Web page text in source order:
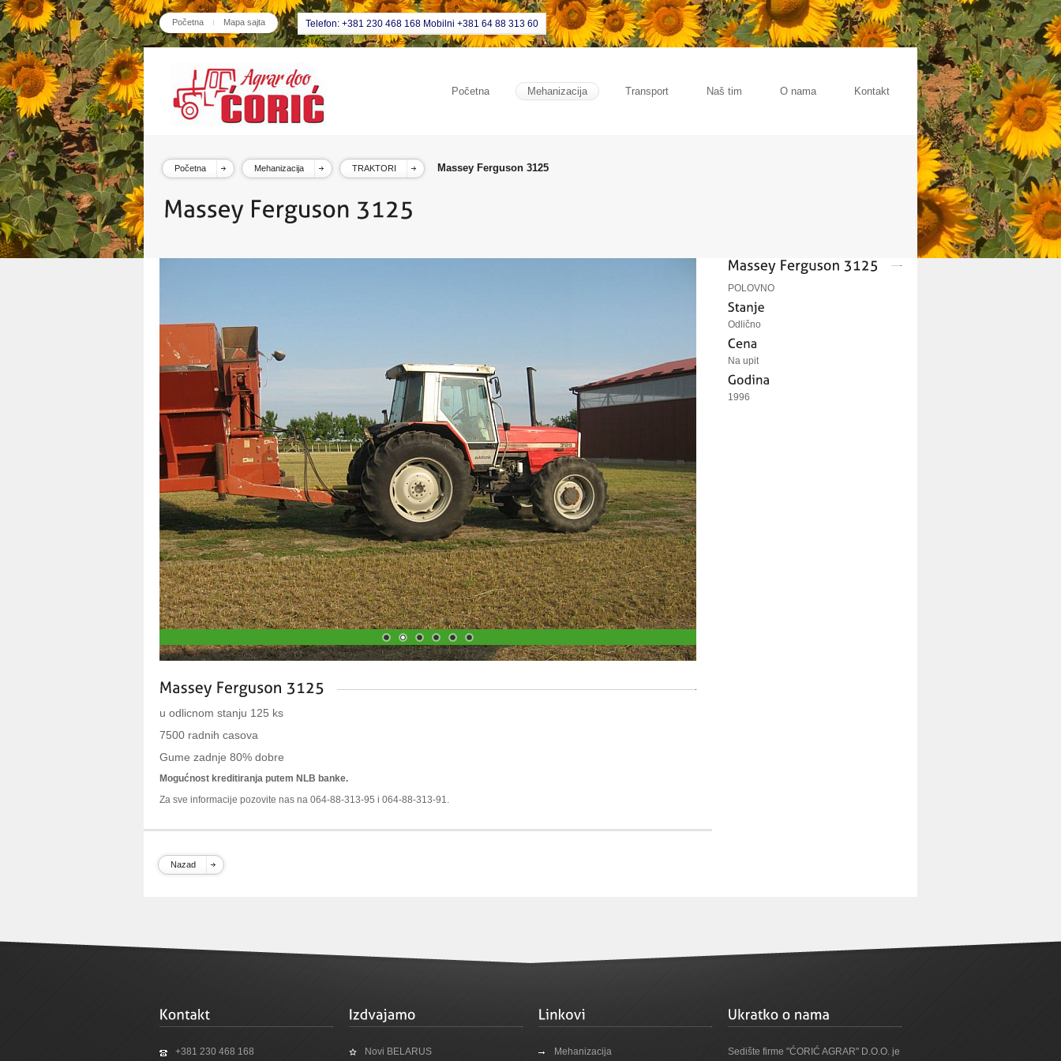
Početna Mapa sajta Telefon: +381 230 468 168 Mobilni +381 64 88 313 60
Početna Mehanizacija Transport Naš tim O nama Kontakt
Početna Mehanizacija TRAKTORI Massey Ferguson 3125
u odlicnom stanju 125 ks
7500 radnih casova
Gume zadnje 80% dobre
Mogućnost kreditiranja putem NLB banke.
Za sve informacije pozovite nas na 064-88-313-95 i 064-88-313-91.
Nazad
POLOVNO
Odlično
Na upit
1996
+381 230 468 168 Novi BELARUS Mehanizacija Sedište firme "ĆORIĆ AGRAR" D.O.O. je